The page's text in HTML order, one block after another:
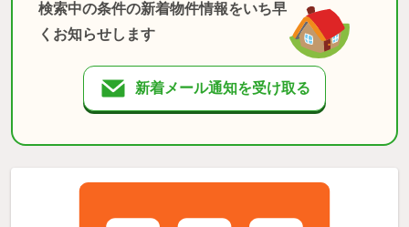
検索中の条件の新着物件情報をいち早
くお知らせします
新着メール通知を受け取る